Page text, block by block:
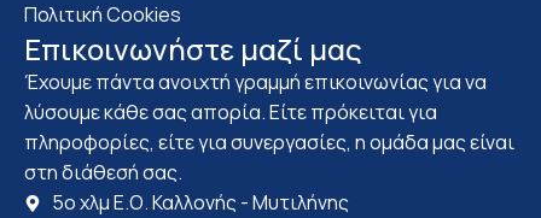
Πολιτική Cookies
Επικοινωνήστε μαζί μας
Έχουμε πάντα ανοιχτή γραμμή επικοινωνίας για να
λύσουμε κάθε σας απορία. Είτε πρόκειται για
πληροφορίες, είτε για συνεργασίες, η ομάδα μας είναι
στη διάθεσή σας.
5ο χλμ Ε.Ο. Καλλονής - Μυτιλήνης